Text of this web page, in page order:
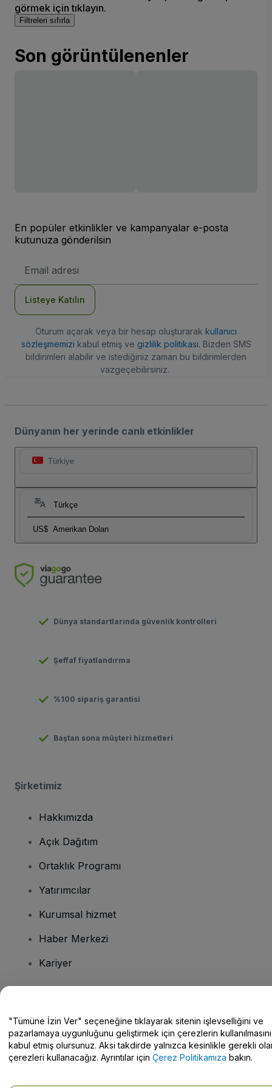
görmek için tıklayın.
Filtreleri sıfırla
Son görüntülenenler
En popüler etkinlikler ve kampanyalar e-posta
kutunuza gönderilsin
posta
Listeye Katılın
Oturum açarak veya bir hesap oluşturarak kullanıcı
sözleşmemizi kabul etmiş ve gizlilik politikası. Bizden SMS
bildirimleri alabilir ve istediğiniz zaman bu bildirimlerden
vazgeçebilirsiniz.
Dünyanın her yerinde canlı etkinlikler
Türkiye
Türkçe
US$ Amerikan Doları
Dünya standartlarında güvenlik kontrolleri
Şeffaf fiyatlandırma
%100 sipariş garantisi
Baştan sona müşteri hizmetleri
Şirketimiz
Hakkımızda
Açık Dağıtım
Ortaklık Programı
Yatırımcılar
Kurumsal hizmet
Haber Merkezi
Kariyer
Yardım Merkezi / Bize Ulaşın
"Tümüne İzin Ver" seçeneğine tıklayarak sitenin işlevselliğini ve
pazarlamaya uygunluğunu geliştirmek için çerezlerin kullanılmasını
kabul etmiş olursunuz. Aksi takdirde yalnızca kesinlikle gerekli
çerezleri kullanacağız. Ayrıntılar için Çerez Politikamıza bakın.